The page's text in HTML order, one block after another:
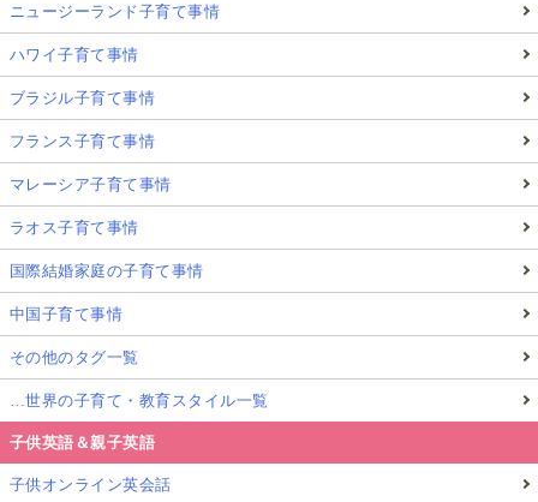
ニュージーランド子育て事情
ハワイ子育て事情
ブラジル子育て事情
フランス子育て事情
マレーシア子育て事情
ラオス子育て事情
国際結婚家庭の子育て事情
中国子育て事情
その他のタグ一覧
…世界の子育て・教育スタイル一覧
子供英語＆親子英語
子供オンライン英会話